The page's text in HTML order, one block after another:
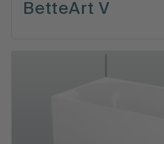
BetteArt V